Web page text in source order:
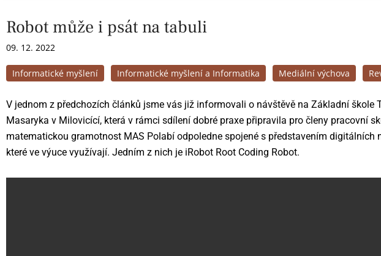
Robot může i psát na tabuli
09. 12. 2022
Informatické myšlení Informatické myšlení a Informatika Mediální výchova
V jednom z předchozích článků jsme vás již informovali o návštěvě na Základní škole
Masaryka v Milovicící, která v rámci sdílení dobré praxe připravila pro členy pracovní
matematickou gramotnost MAS Polabí odpoledne spojené s představením digitálních
které ve výuce využívají. Jedním z nich je iRobot Root Coding Robot.